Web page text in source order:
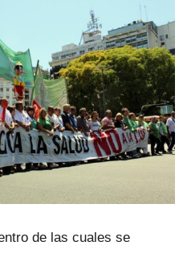
de las cuales se